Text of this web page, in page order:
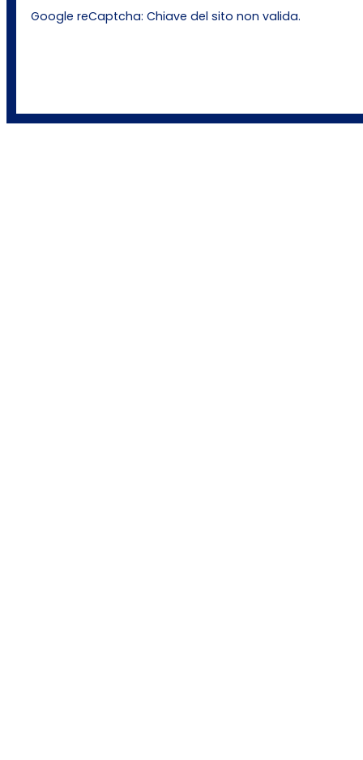
Google reCaptcha: Chiave del sito non valida.